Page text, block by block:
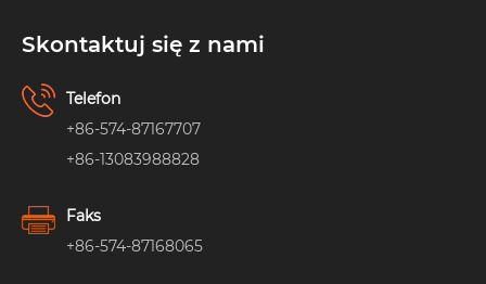
Skontaktuj się z nami
Telefon
+86-574-87167707
+86-13083988828
Faks
+86-574-87168065